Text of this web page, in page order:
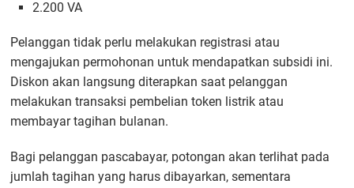
2.200 VA
Pelanggan tidak perlu melakukan registrasi atau
mengajukan permohonan untuk mendapatkan subsidi ini.
Diskon akan langsung diterapkan saat pelanggan
melakukan transaksi pembelian token listrik atau
membayar tagihan bulanan.
Bagi pelanggan pascabayar, potongan akan terlihat pada
jumlah tagihan yang harus dibayarkan, sementara